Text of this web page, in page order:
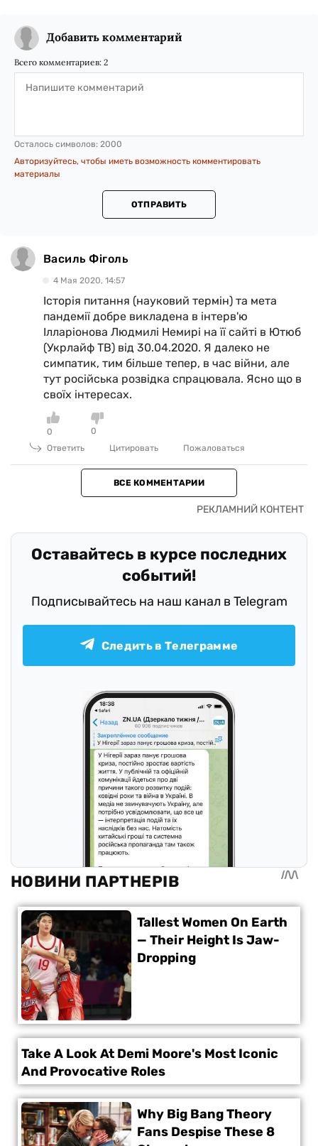
Добавить комментарий
Всего комментариев: 2
Осталось символов: 2000
Авторизуйтесь, чтобы иметь возможность комментировать
материалы
ОТПРАВИТЬ
Василь Фіголь
4 Мая 2020, 14:57
Історія питання (науковий термін) та мета
пандемії добре викладена в інтерв'ю
Ілларіонова Людмилі Немирі на її сайті в Ютюб
(Укрлайф ТВ) від 30.04.2020. Я далеко не
симпатик, тим більше тепер, в час війни, але
тут російська розвідка спрацювала. Ясно що в
своїх інтересах.
0
0
Ответить
Цитировать Пожаловаться
ВСЕ КОММЕНТАРИИ
Оставайтесь в курсе последних
событий!
Подписывайтесь на наш канал в Telegram
Следить в Телеграмме